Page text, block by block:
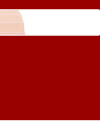
specialisaties: